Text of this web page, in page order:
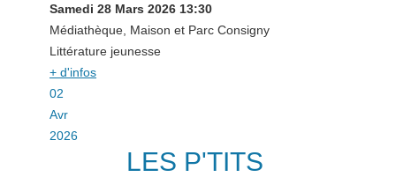
Samedi 28 Mars 2026 13:30
Médiathèque, Maison et Parc Consigny
Littérature jeunesse
+ d'infos
02
Avr
2026
LES P'TITS